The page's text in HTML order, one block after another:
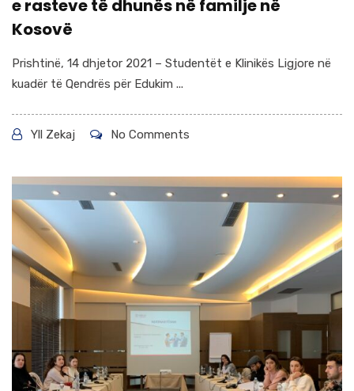
e rasteve të dhunës në familje në
Kosovë
Prishtinë, 14 dhjetor 2021 – Studentët e Klinikës Ligjore në
kuadër të Qendrës për Edukim ...
Yll Zekaj No Comments